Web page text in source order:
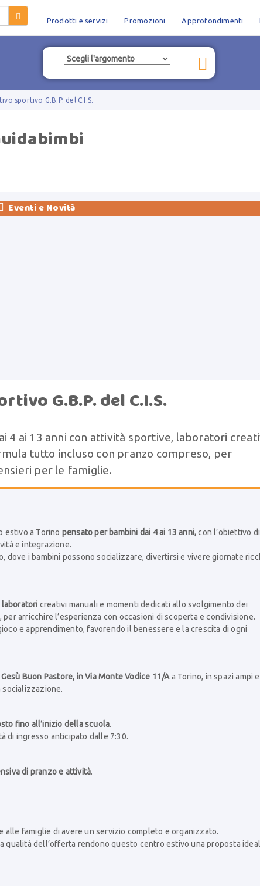
Prodotti e servizi Promozioni Approfondimenti
sportivo G.B.P. del C.I.S.
Eventi e Novità
G.B.P. del C.I.S.
4 ai 13 anni con attività sportive, laboratori
tutto incluso con pranzo compreso, per
per le famiglie.
estivo a Torino pensato per bambini dai 4 ai 13 anni,con l’obiettivo di
e integrazione.
dove i bambini possono socializzare, divertirsi e vivere giornate
laboratori creativi manuali e momenti dedicati allo svolgimento dei
, per arricchire l’esperienza con occasioni di scoperta e condivisione.
e apprendimento, favorendo il benessere e la crescita di ogni
Buon Pastore, in Via Monte Vodice 11/Aa Torino, in spazi ampi e
fino all’inizio della scuola.
di ingresso anticipato dalle 7:30.
di pranzo e attività.
alle famiglie di avere un servizio completo e organizzato.
qualità dell’offerta rendono questo centro estivo una proposta